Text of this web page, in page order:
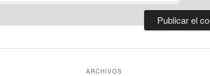
ARCHIVOS